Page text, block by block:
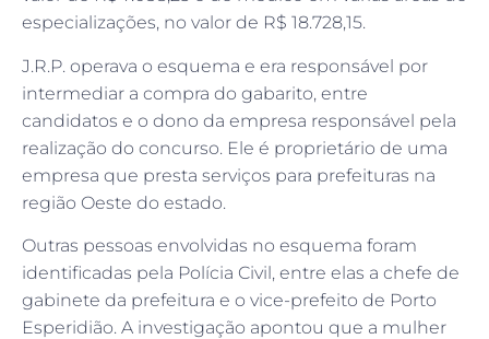
especializações, no valor de R$ 18.728,15.
J.R.P. operava o esquema e era responsável por
intermediar a compra do gabarito, entre
candidatos e o dono da empresa responsável pela
realização do concurso. Ele é proprietário de uma
empresa que presta serviços para prefeituras na
região Oeste do estado.
Outras pessoas envolvidas no esquema foram
identificadas pela Polícia Civil, entre elas a chefe de
gabinete da prefeitura e o vice-prefeito de Porto
Esperidião. A investigação apontou que a mulher